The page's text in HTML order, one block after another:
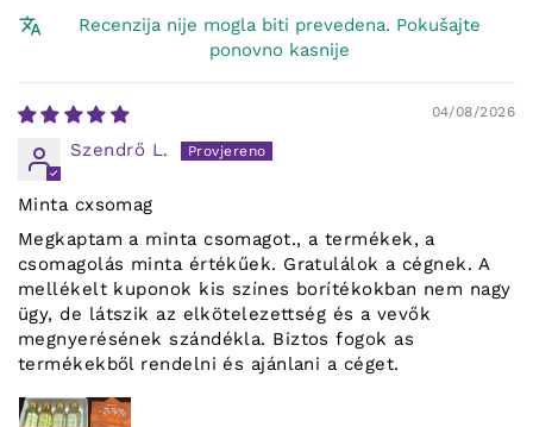
Recenzija nije mogla biti prevedena. Pokušajte
ponovno kasnije
04/08/2026
Szendrő L.
Minta cxsomag
Megkaptam a minta csomagot., a termékek, a
csomagolás minta értékűek. Gratulálok a cégnek. A
mellékelt kuponok kis színes borítékokban nem nagy
ügy, de látszik az elkötelezettség és a vevők
megnyerésének szándékla. Biztos fogok as
termékekből rendelni és ajánlani a céget.